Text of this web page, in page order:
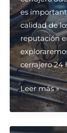
es
calidad de
reputación
cerrajero 24
¿Dónde
puedo
contratar
un
Leer más »